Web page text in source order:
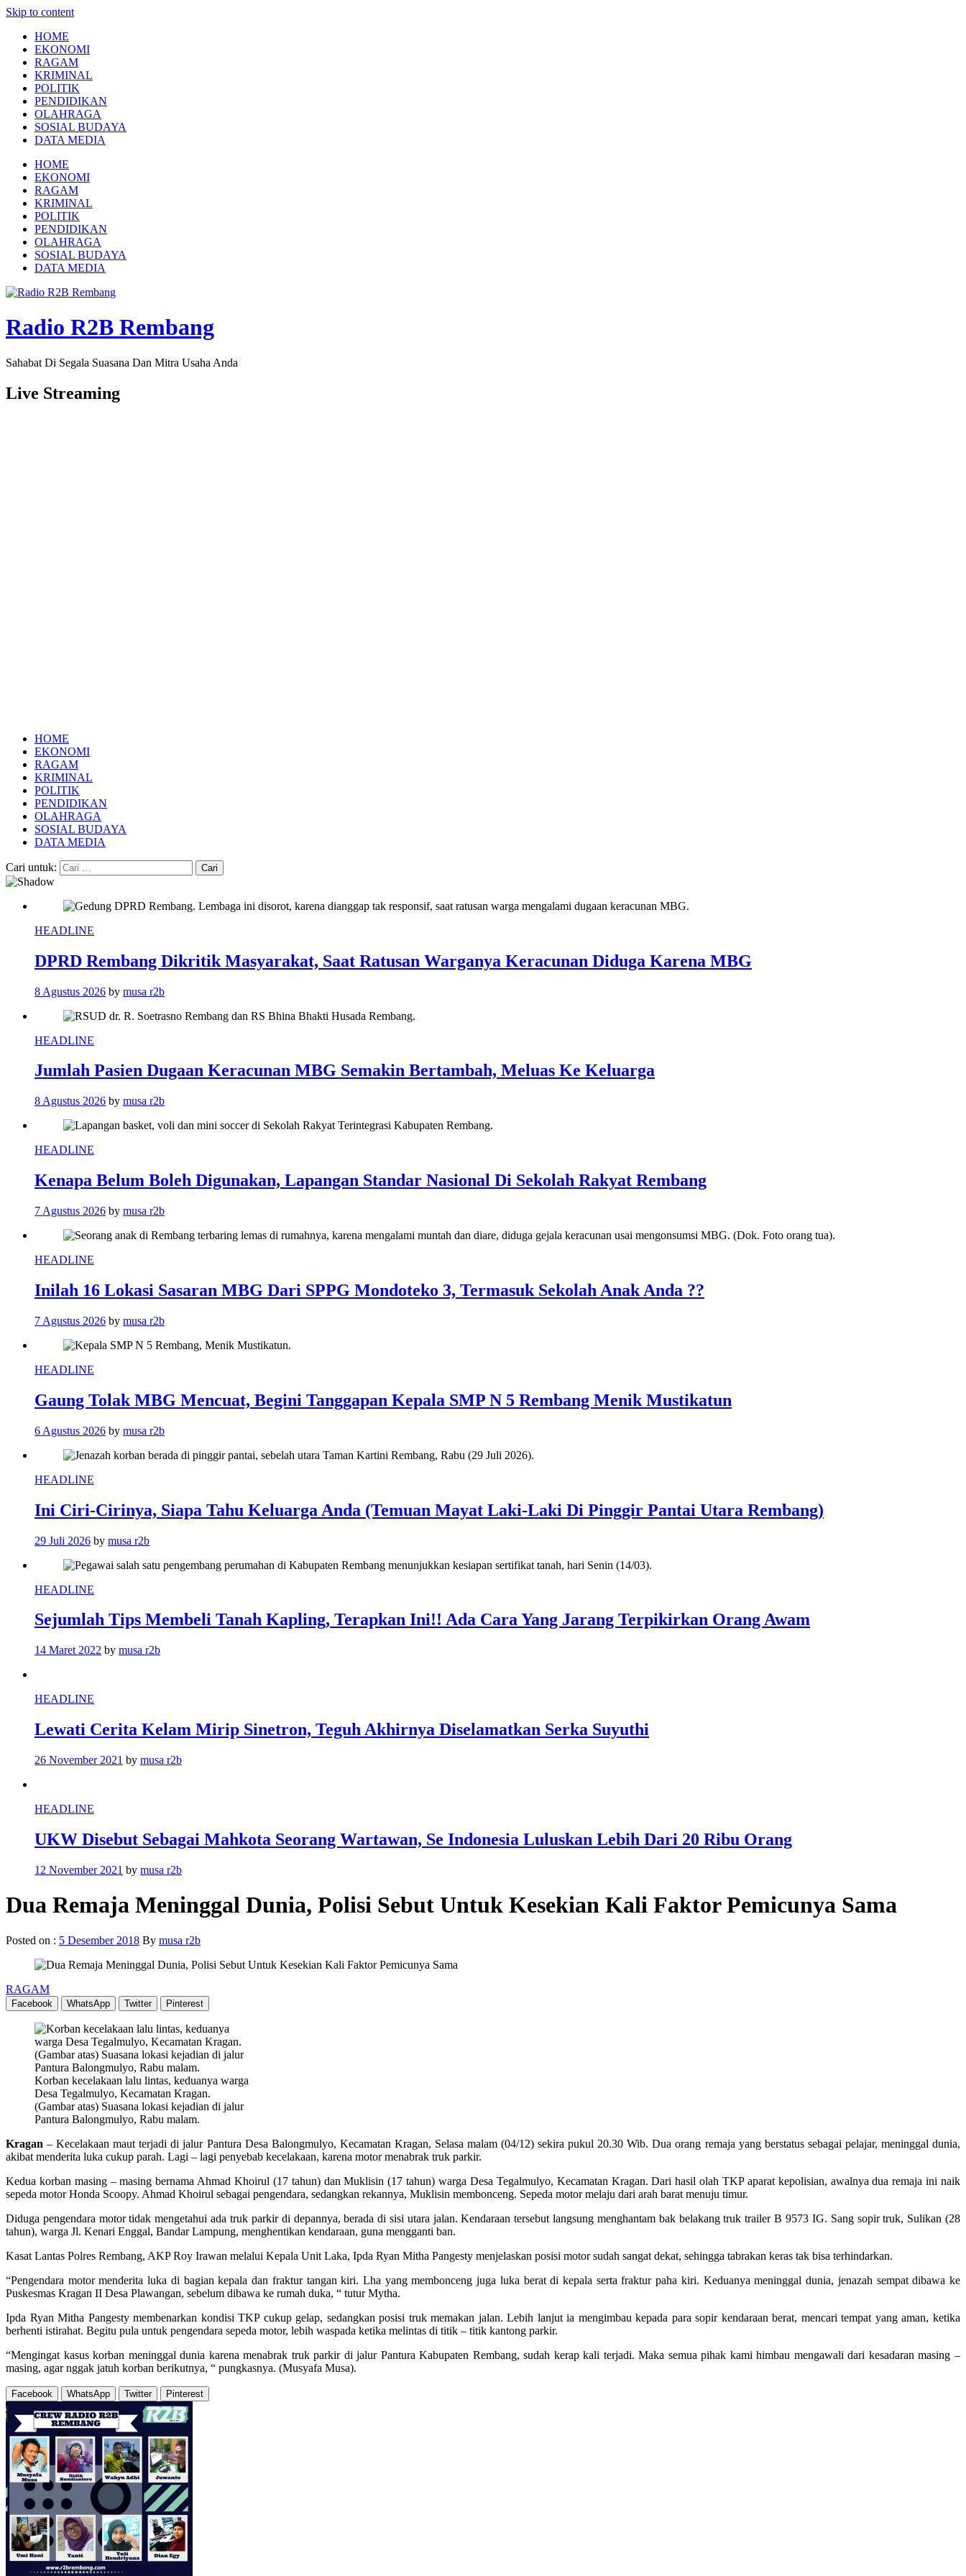
Skip to content
HOME
EKONOMI
RAGAM
KRIMINAL
POLITIK
PENDIDIKAN
OLAHRAGA
SOSIAL BUDAYA
DATA MEDIA
HOME
EKONOMI
RAGAM
KRIMINAL
POLITIK
PENDIDIKAN
OLAHRAGA
SOSIAL BUDAYA
DATA MEDIA
Radio R2B Rembang
Sahabat Di Segala Suasana Dan Mitra Usaha Anda
Live Streaming
HOME
EKONOMI
RAGAM
KRIMINAL
POLITIK
PENDIDIKAN
OLAHRAGA
SOSIAL BUDAYA
DATA MEDIA
Cari untuk:
HEADLINE
DPRD Rembang Dikritik Masyarakat, Saat Ratusan Warganya Keracunan Diduga Karena MBG
8 Agustus 2026 by musa r2b
HEADLINE
Jumlah Pasien Dugaan Keracunan MBG Semakin Bertambah, Meluas Ke Keluarga
8 Agustus 2026 by musa r2b
HEADLINE
Kenapa Belum Boleh Digunakan, Lapangan Standar Nasional Di Sekolah Rakyat Rembang
7 Agustus 2026 by musa r2b
HEADLINE
Inilah 16 Lokasi Sasaran MBG Dari SPPG Mondoteko 3, Termasuk Sekolah Anak Anda ??
7 Agustus 2026 by musa r2b
HEADLINE
Gaung Tolak MBG Mencuat, Begini Tanggapan Kepala SMP N 5 Rembang Menik Mustikatun
6 Agustus 2026 by musa r2b
HEADLINE
Ini Ciri-Cirinya, Siapa Tahu Keluarga Anda (Temuan Mayat Laki-Laki Di Pinggir Pantai Utara Rembang)
29 Juli 2026 by musa r2b
HEADLINE
Sejumlah Tips Membeli Tanah Kapling, Terapkan Ini!! Ada Cara Yang Jarang Terpikirkan Orang Awam
14 Maret 2022 by musa r2b
HEADLINE
Lewati Cerita Kelam Mirip Sinetron, Teguh Akhirnya Diselamatkan Serka Suyuthi
26 November 2021 by musa r2b
HEADLINE
UKW Disebut Sebagai Mahkota Seorang Wartawan, Se Indonesia Luluskan Lebih Dari 20 Ribu Orang
12 November 2021 by musa r2b
Dua Remaja Meninggal Dunia, Polisi Sebut Untuk Kesekian Kali Faktor Pemicunya Sama
Posted on : 5 Desember 2018 By musa r2b
RAGAM
Facebook WhatsApp Twitter Pinterest
Korban kecelakaan lalu lintas, keduanya warga
Desa Tegalmulyo, Kecamatan Kragan.
(Gambar atas) Suasana lokasi kejadian di jalur
Pantura Balongmulyo, Rabu malam.
Kragan – Kecelakaan maut terjadi di jalur Pantura Desa Balongmulyo, Kecamatan Kragan, Selasa malam (04/12) sekira pukul 20.30 Wib. Dua orang remaja yang berstatus sebagai pelajar, meninggal dunia,
akibat menderita luka cukup parah. Lagi – lagi penyebab kecelakaan, karena motor menabrak truk parkir.
Kedua korban masing – masing bernama Ahmad Khoirul (17 tahun) dan Muklisin (17 tahun) warga Desa Tegalmulyo, Kecamatan Kragan. Dari hasil olah TKP aparat kepolisian, awalnya dua remaja ini naik
sepeda motor Honda Scoopy. Ahmad Khoirul sebagai pengendara, sedangkan rekannya, Muklisin membonceng. Sepeda motor melaju dari arah barat menuju timur.
Diduga pengendara motor tidak mengetahui ada truk parkir di depannya, berada di sisi utara jalan. Kendaraan tersebut langsung menghantam bak belakang truk trailer B 9573 IG. Sang sopir truk, Sulikan (28
tahun), warga Jl. Kenari Enggal, Bandar Lampung, menghentikan kendaraan, guna mengganti ban.
Kasat Lantas Polres Rembang, AKP Roy Irawan melalui Kepala Unit Laka, Ipda Ryan Mitha Pangesty menjelaskan posisi motor sudah sangat dekat, sehingga tabrakan keras tak bisa terhindarkan.
“Pengendara motor menderita luka di bagian kepala dan fraktur tangan kiri. Lha yang membonceng juga luka berat di kepala serta fraktur paha kiri. Keduanya meninggal dunia, jenazah sempat dibawa ke
Puskesmas Kragan II Desa Plawangan, sebelum dibawa ke rumah duka, “ tutur Mytha.
Ipda Ryan Mitha Pangesty membenarkan kondisi TKP cukup gelap, sedangkan posisi truk memakan jalan. Lebih lanjut ia mengimbau kepada para sopir kendaraan berat, mencari tempat yang aman, ketika
berhenti istirahat. Begitu pula untuk pengendara sepeda motor, lebih waspada ketika melintas di titik – titik kantong parkir.
“Mengingat kasus korban meninggal dunia karena menabrak truk parkir di jalur Pantura Kabupaten Rembang, sudah kerap kali terjadi. Maka semua pihak kami himbau mengawali dari kesadaran masing –
masing, agar nggak jatuh korban berikutnya, “ pungkasnya. (Musyafa Musa).
Facebook WhatsApp Twitter Pinterest